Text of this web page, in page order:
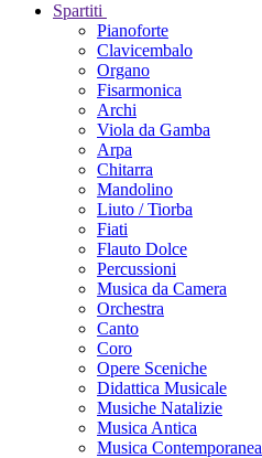
Spartiti
Pianoforte
Clavicembalo
Organo
Fisarmonica
Archi
Viola da Gamba
Arpa
Chitarra
Mandolino
Liuto / Tiorba
Fiati
Flauto Dolce
Percussioni
Musica da Camera
Orchestra
Canto
Coro
Opere Sceniche
Didattica Musicale
Musiche Natalizie
Musica Antica
Musica Contemporanea